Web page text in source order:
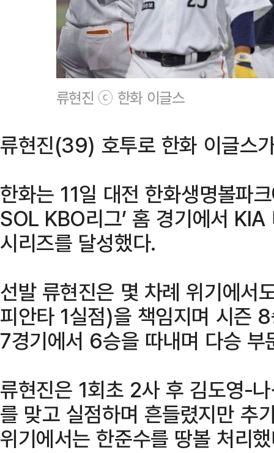
류현진 ⓒ 한화 이글스
류현진(39) 호투로 한화 이글스
한화는 11일 대전 한화생명볼파
SOL KBO리그’ 홈 경기에서
시리즈를 달성했다.
선발 류현진은 몇 차례 위기에서
피안타 1실점)을 책임지며 시즌
7경기에서 6승을 따내며 다승 부
류현진은 1회초 2사 후 김도영-
를 맞고 실점하며 흔들렸지만
위기에서는 한준수를 땅볼 처리